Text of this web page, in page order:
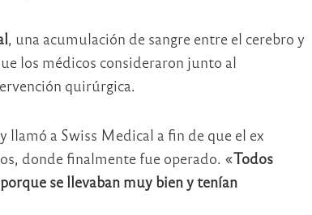
, una acumulación de sangre entre el cerebro y
los médicos consideraron junto al
quirúrgica.
llamó a Swiss Medical a fin de que el ex
donde finalmente fue operado. «Todos
se llevaban muy bien y tenían